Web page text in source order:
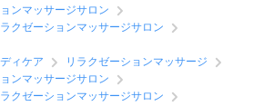
ンマッサージサロン
クゼーションマッサージサロン
ィケア
リラクゼーションマッサージ
ンマッサージサロン
クゼーションマッサージサロン